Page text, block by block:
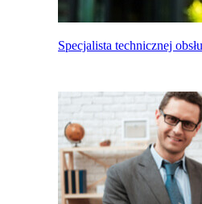
Specjalista technicznej